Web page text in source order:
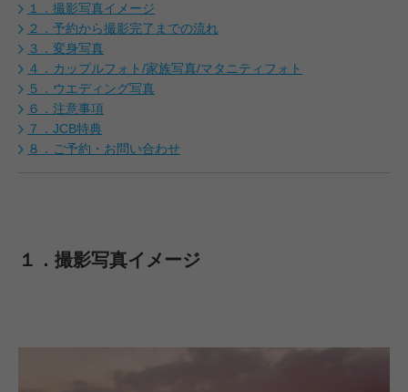
１．撮影写真イメージ
２．予約から撮影完了までの流れ
３．変身写真
４．カップルフォト/家族写真/マタニティフォト
５．ウエディング写真
６．注意事項
７．JCB特典
８．ご予約・お問い合わせ
１．撮影写真イメージ